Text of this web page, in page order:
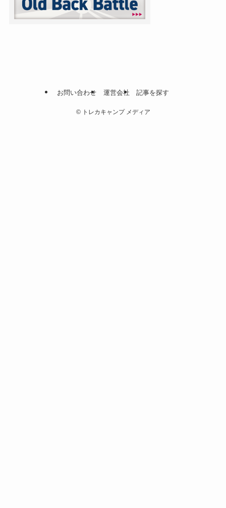
お問い合わせ 運営会社 記事を探す
©トレカキャンプ メディア